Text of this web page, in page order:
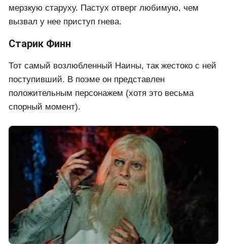
мерзкую старуху. Пастух отверг любимую, чем
вызвал у нее приступ гнева.
Старик Финн
Тот самый возлюбленный Наины, так жестоко с ней
поступивший. В поэме он представлен
положительным персонажем (хотя это весьма
спорный момент).